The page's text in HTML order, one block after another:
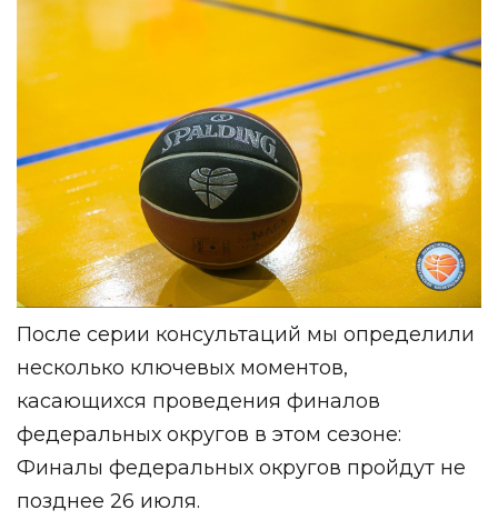
После серии консультаций мы определили
несколько ключевых моментов,
касающихся проведения финалов
федеральных округов в этом сезоне:
Финалы федеральных округов пройдут не
позднее 26 июля.